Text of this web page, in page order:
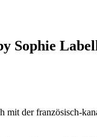
Sophie
der französisch-